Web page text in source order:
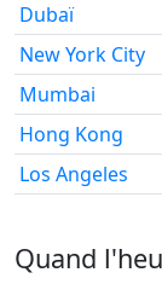
Dubaï
New York City
Mumbai
Hong Kong
Los Angeles
Quand